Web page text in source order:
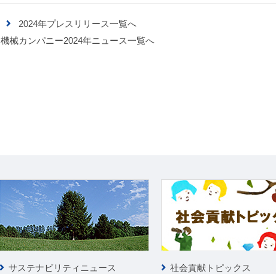
2024年プレスリリース一覧へ
機械カンパニー2024年ニュース一覧へ
サステナビリティニュース 社会貢献トピックス